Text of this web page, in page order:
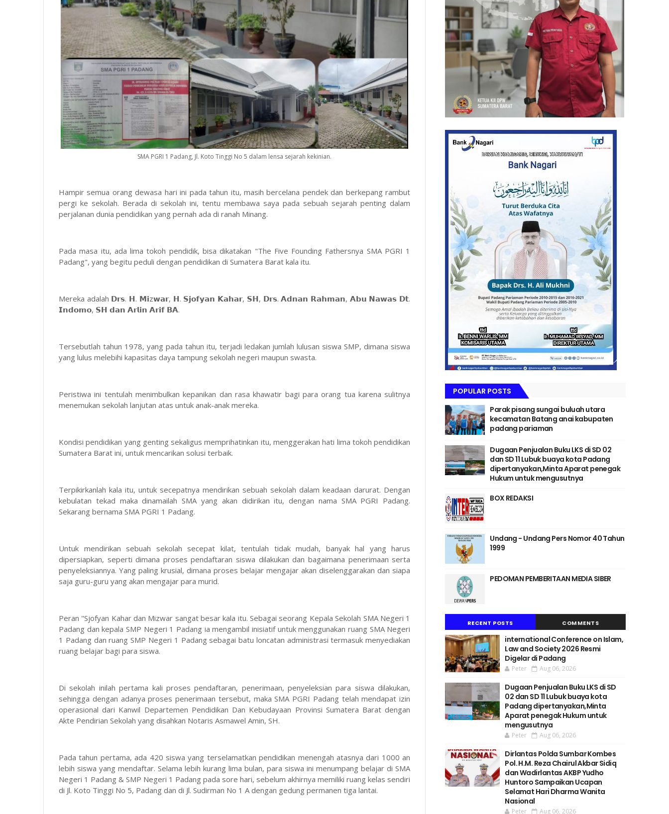
SMA PGRI 1 Padang, Jl. Koto Tinggi No 5 dalam lensa sejarah kekinian.
Hampir semua orang dewasa hari ini pada tahun itu, masih bercelana pendek dan berkepang rambut
pergi ke sekolah. Berada di sekolah ini, tentu membawa saya pada sebuah sejarah penting dalam
perjalanan dunia pendidikan yang pernah ada di ranah Minang.
Pada masa itu, ada lima tokoh pendidik, bisa dikatakan "The Five Founding Fathersnya SMA PGRI 1
Padang", yang begitu peduli dengan pendidikan di Sumatera Barat kala itu.
Mereka adalah 𝗗𝗿𝘀. 𝗛. 𝗠𝗶z𝘄𝗮𝗿, 𝗛. 𝗦𝗷𝗼𝗳𝘆𝗮𝗻 𝗞𝗮𝗵𝗮𝗿, 𝗦𝗛, 𝗗𝗿𝘀. 𝗔𝗱𝗻𝗮𝗻 𝗥𝗮𝗵𝗺𝗮𝗻, 𝗔𝗯𝘂 𝗡𝗮𝘄𝗮𝘀 𝗗𝘁.
𝗜𝗻𝗱𝗼𝗺𝗼, 𝗦𝗛 𝗱𝗮𝗻 𝗔𝗿𝗹𝗶𝗻 𝗔𝗿𝗶𝗳 𝗕𝗔.
Tersebutlah tahun 1978, yang pada tahun itu, terjadi ledakan jumlah lulusan siswa SMP, dimana siswa
yang lulus melebihi kapasitas daya tampung sekolah negeri maupun swasta.
Peristiwa ini tentulah menimbulkan kepanikan dan rasa khawatir bagi para orang tua karena sulitnya
menemukan sekolah lanjutan atas untuk anak-anak mereka.
Kondisi pendidikan yang genting sekaligus memprihatinkan itu, menggerakan hati lima tokoh pendidikan
Sumatera Barat ini, untuk mencarikan solusi terbaik.
Terpikirkanlah kala itu, untuk secepatnya mendirikan sebuah sekolah dalam keadaan darurat. Dengan
kebulatan tekad maka dinamailah SMA yang akan didirikan itu, dengan nama SMA PGRI Padang.
Sekarang bernama SMA PGRI 1 Padang.
Untuk mendirikan sebuah sekolah secepat kilat, tentulah tidak mudah, banyak hal yang harus
dipersiapkan, seperti dimana proses pendaftaran siswa dilakukan dan bagaimana penerimaan serta
penyeleksiannya. Yang paling krusial, dimana proses belajar mengajar akan diselenggarakan dan siapa
saja guru-guru yang akan mengajar para murid.
Peran "Sjofyan Kahar dan Mizwar sangat besar kala itu. Sebagai seorang Kepala Sekolah SMA Negeri 1
Padang dan kepala SMP Negeri 1 Padang ia mengambil inisiatif untuk menggunakan ruang SMA Negeri
1 Padang dan ruang SMP Negeri 1 Padang sebagai batu loncatan administrasi termasuk menyediakan
ruang belajar bagi para siswa.
Di sekolah inilah pertama kali proses pendaftaran, penerimaan, penyeleksian para siswa dilakukan,
sehingga dengan adanya proses penerimaan tersebut, maka SMA PGRI Padang telah mendapat izin
operasional dari Kanwil Departemen Pendidikan Dan Kebudayaan Provinsi Sumatera Barat dengan
Akte Pendirian Sekolah yang disahkan Notaris Asmawel Amin, SH.
Pada tahun pertama, ada 420 siswa yang terselamatkan pendidikan menengah atasnya dari 1000 an
lebih siswa yang mendaftar. Selama lebih kurang lima bulan, para siswa ini menumpang belajar di SMA
Negeri 1 Padang & SMP Negeri 1 Padang pada sore hari, sebelum akhirnya memiliki ruang kelas sendiri
di Jl. Koto Tinggi No 5, Padang dan di Jl. Sudirman No 1 A dengan gedung permanen tiga lantai.
POPULAR POSTS
Parak pisang sungai buluah utara
kecamatan Batang anai kabupaten
padang pariaman
Dugaan Penjualan Buku LKS di SD 02
dan SD 11 Lubuk buaya kota Padang
dipertanyakan,Minta Aparat penegak
Hukum untuk mengusutnya
BOX REDAKSI
Undang - Undang Pers Nomor 40 Tahun
1999
PEDOMAN PEMBERITAAN MEDIA SIBER
RECENT POSTS COMMENTS
international Conference on Islam,
Law and Society 2026 Resmi
Digelar di Padang
Peter Aug 06, 2026
Dugaan Penjualan Buku LKS di SD
02 dan SD 11 Lubuk buaya kota
Padang dipertanyakan,Minta
Aparat penegak Hukum untuk
mengusutnya
Peter Aug 06, 2026
Dirlantas Polda Sumbar Kombes
Pol. H.M. Reza Chairul Akbar Sidiq
dan Wadirlantas AKBP Yudho
Huntoro Sampaikan Ucapan
Selamat Hari Dharma Wanita
Nasional
Peter Aug 06, 2026